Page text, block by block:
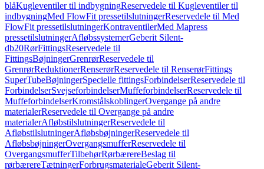
blåKugleventiler til indbygningReservedele til Kugleventiler til
indbygningMed FlowFit pressetilslutningerReservedele til Med
FlowFit pressetilslutningerKontraventilerMed Mapress
pressetilslutningerAfløbssystemerGeberit Silent-
db20RørFittingsReservedele til
FittingsBøjningerGrenrørReservedele til
GrenrørReduktionerRenserørReservedele til RenserørFittings
SuperTubeBøjningerSpecielle fittingsForbindelserReservedele til
ForbindelserSvejseforbindelserMuffeforbindelserReservedele til
MuffeforbindelserKromstålskoblingerOvergange på andre
materialerReservedele til Overgange på andre
materialerAfløbstilslutningerReservedele til
AfløbstilslutningerAfløbsbøjningerReservedele til
AfløbsbøjningerOvergangsmufferReservedele til
OvergangsmufferTilbehørRørbærereBeslag til
rørbærereTætningerForbrugsmaterialeGeberit Silent-